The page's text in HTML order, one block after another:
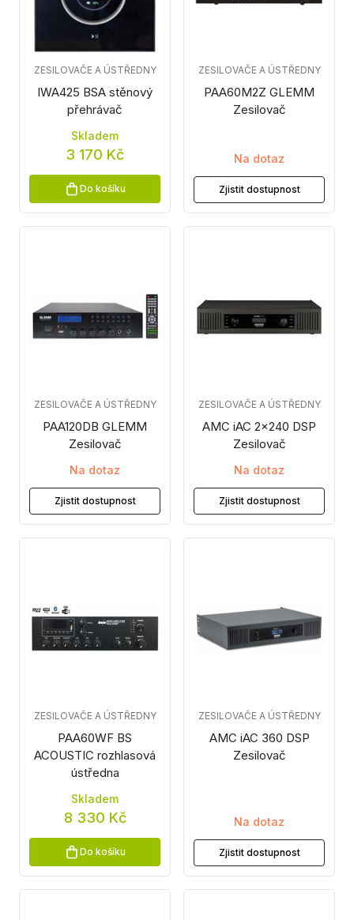
IWA425 BSA stěnový
přehrávač
ZESILOVAČE A ÚSTŘEDNY
Skladem
3 170 Kč
Do košíku
PAA60M2Z GLEMM
Zesilovač
ZESILOVAČE A ÚSTŘEDNY
Na dotaz
Zjistit dostupnost
PAA120DB GLEMM
Zesilovač
ZESILOVAČE A ÚSTŘEDNY
Na dotaz
Zjistit dostupnost
AMC iAC 2x240 DSP
Zesilovač
ZESILOVAČE A ÚSTŘEDNY
Na dotaz
Zjistit dostupnost
PAA60WF BS
ACOUSTIC rozhlasová
ústředna
ZESILOVAČE A ÚSTŘEDNY
Skladem
8 330 Kč
Do košíku
AMC iAC 360 DSP
Zesilovač
ZESILOVAČE A ÚSTŘEDNY
Na dotaz
Zjistit dostupnost